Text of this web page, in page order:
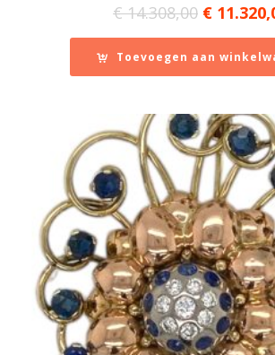
€14.308,00
prijs
was:
€
€
Toevoegen aan